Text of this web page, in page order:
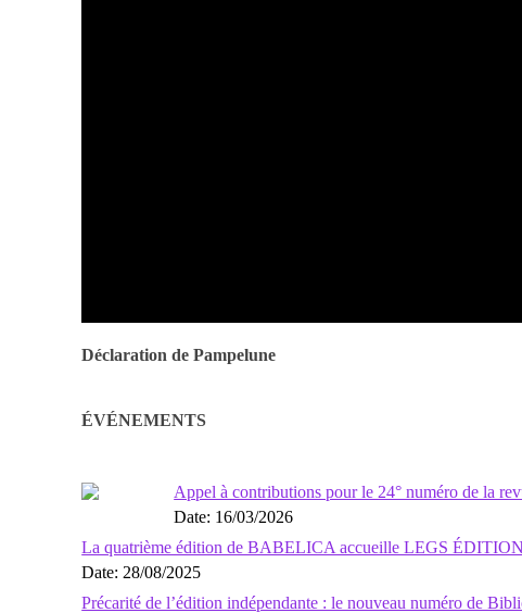
Déclaration de Pampelune
ÉVÉNEMENTS
Appel à contributions pour le 24° numéro de la
Date: 16/03/2026
La quatrième édition de BABELICA accueille LEGS ÉDITION
Date: 28/08/2025
Précarité de l’édition indépendante : le nouveau numéro de